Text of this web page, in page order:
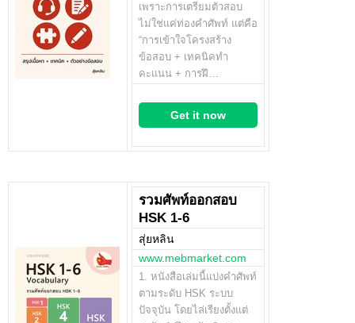
เพราะการเตรียมตัวสอบ
ไม่ใช่แค่ท่องคำศัพท์ แต่คือ
“การเข้าใจโครงสร้าง
ข้อสอบ + เทคนิคทำ
คะแนน + การฝึ…
Get it now
รวมศัพท์ออกสอบ
HSK 1-6
สุ่ยหลิน
www.mebmarket.com
1. หนังสือเล่มนี้แบ่งคำศัพท์
ตามระดับ HSK ระบบ
ปัจจุบัน โดยไล่เรียงตั้งแต่